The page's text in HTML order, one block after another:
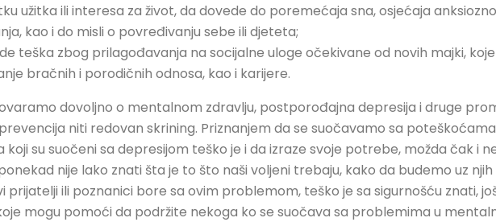
užitka ili interesa za život, da dovede do poremećaja sna, osjećaja
kao i do misli o povređivanju sebe ili djeteta;
teška zbog prilagođavanja na socijalne uloge očekivane od novih majki,
bračnih i porodičnih odnosa, kao i karijere.
dovoljno o mentalnom zdravlju, postporođajna depresija i druge
niti redovan skrining. Priznanjem da se suočavamo sa
koji su suočeni sa depresijom teško je i da izraze svoje potrebe, možda čak i
nije lako znati šta je to što naši voljeni trebaju, kako da budemo uz
prijatelji ili poznanici bore sa ovim problemom, teško je sa sigurnošću znati,
mogu pomoći da podržite nekoga ko se suočava sa problemima u